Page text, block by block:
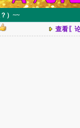
）~~
查看〖